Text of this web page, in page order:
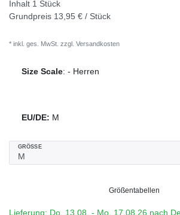
Inhalt 1 Stück
Grundpreis 13,95 € / Stück
* inkl. ges. MwSt. zzgl. Versandkosten
Size Scale: - Herren
EU/DE: M
GRÖSSE
Größentabellen
Lieferung: Do. 13.08. - Mo. 17.08.26 nach